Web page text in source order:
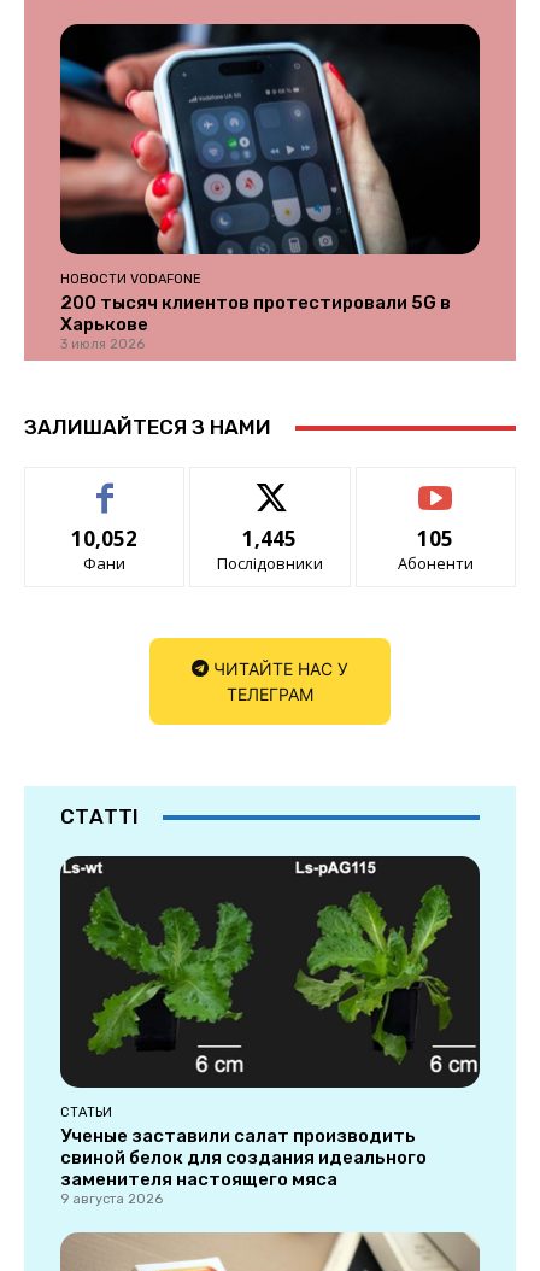
НОВОСТИ VODAFONE
200 тысяч клиентов протестировали 5G в
Харькове
3 июля 2026
ЗАЛИШАЙТЕСЯ З НАМИ
10,052
Фани
1,445
Послідовники
105
Абоненти
ЧИТАЙТЕ НАС У
ТЕЛЕГРАМ
СТАТТІ
СТАТЬИ
Ученые заставили салат производить
свиной белок для создания идеального
заменителя настоящего мяса
9 августа 2026